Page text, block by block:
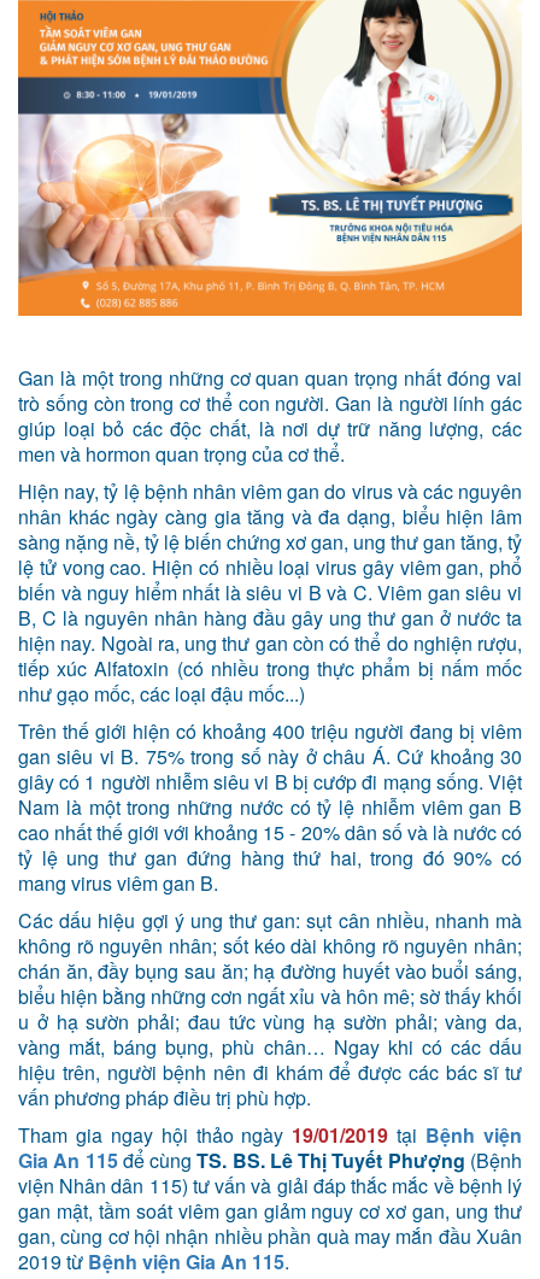
Gan là một trong những cơ quan quan trọng nhất đóng vai
trò sống còn trong cơ thể con người. Gan là người lính gác
giúp loại bỏ các độc chất, là nơi dự trữ năng lượng, các
men và hormon quan trọng của cơ thể.
Hiện nay, tỷ lệ bệnh nhân viêm gan do virus và các nguyên
nhân khác ngày càng gia tăng và đa dạng, biểu hiện lâm
sàng nặng nề, tỷ lệ biến chứng xơ gan, ung thư gan tăng, tỷ
lệ tử vong cao. Hiện có nhiều loại virus gây viêm gan, phổ
biến và nguy hiểm nhất là siêu vi B và C. Viêm gan siêu vi
B, C là nguyên nhân hàng đầu gây ung thư gan ở nước ta
hiện nay. Ngoài ra, ung thư gan còn có thể do nghiện rượu,
tiếp xúc Alfatoxin (có nhiều trong thực phẩm bị nấm mốc
như gạo mốc, các loại đậu mốc...)
Trên thế giới hiện có khoảng 400 triệu người đang bị viêm
gan siêu vi B. 75% trong số này ở châu Á. Cứ khoảng 30
giây có 1 người nhiễm siêu vi B bị cướp đi mạng sống. Việt
Nam là một trong những nước có tỷ lệ nhiễm viêm gan B
cao nhất thế giới với khoảng 15 - 20% dân số và là nước có
tỷ lệ ung thư gan đứng hàng thứ hai, trong đó 90% có
mang virus viêm gan B.
Các dấu hiệu gợi ý ung thư gan: sụt cân nhiều, nhanh mà
không rõ nguyên nhân; sốt kéo dài không rõ nguyên nhân;
chán ăn, đầy bụng sau ăn; hạ đường huyết vào buổi sáng,
biểu hiện bằng những cơn ngất xỉu và hôn mê; sờ thấy khối
u ở hạ sườn phải; đau tức vùng hạ sườn phải; vàng da,
vàng mắt, báng bụng, phù chân… Ngay khi có các dấu
hiệu trên, người bệnh nên đi khám để được các bác sĩ tư
vấn phương pháp điều trị phù hợp.
Tham gia ngay hội thảo ngày 19/01/2019 tại Bệnh viện
Gia An 115để cùngTS. BS. Lê Thị Tuyết Phượng (Bệnh
viện Nhân dân 115) tư vấn và giải đáp thắc mắc về bệnh lý
gan mật, tầm soát viêm gan giảm nguy cơ xơ gan, ung thư
gan, cùng cơ hội nhận nhiều phần quà may mắn đầu Xuân
2019 từ Bệnh viện Gia An 115.